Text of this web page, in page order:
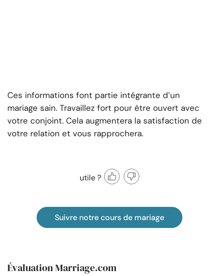
Ces informations font partie intégrante d’un
mariage sain. Travaillez fort pour être ouvert avec
votre conjoint. Cela augmentera la satisfaction de
votre relation et vous rapprochera.
utile ?
Suivre notre cours de mariage
Évaluation Marriage.com